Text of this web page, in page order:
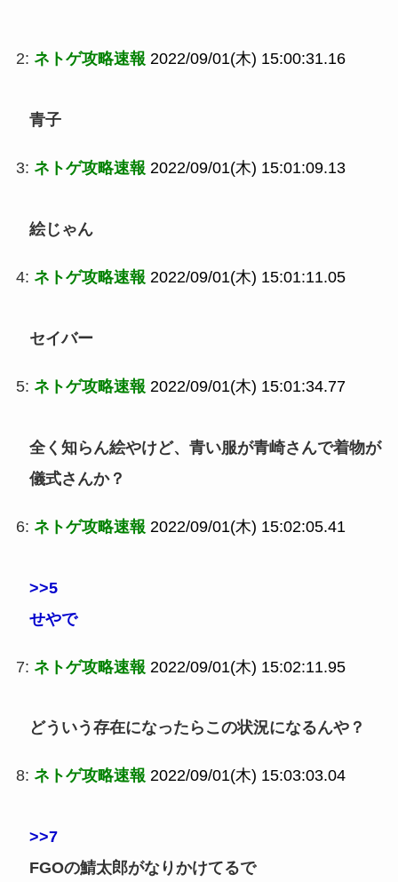
2: ネトゲ攻略速報 2022/09/01(木) 15:00:31.16
青子
3: ネトゲ攻略速報 2022/09/01(木) 15:01:09.13
絵じゃん
4: ネトゲ攻略速報 2022/09/01(木) 15:01:11.05
セイバー
5: ネトゲ攻略速報 2022/09/01(木) 15:01:34.77
全く知らん絵やけど、青い服が青崎さんで着物が
儀式さんか？
6: ネトゲ攻略速報 2022/09/01(木) 15:02:05.41
>>5
せやで
7: ネトゲ攻略速報 2022/09/01(木) 15:02:11.95
どういう存在になったらこの状況になるんや？
8: ネトゲ攻略速報 2022/09/01(木) 15:03:03.04
>>7
FGOの鯖太郎がなりかけてるで